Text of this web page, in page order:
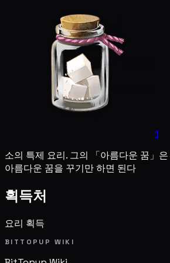
1
소의 특제 요리. 그의 「아름다운 꿈」
아름다운 꿈을 꾸기만 하면 된다
획득처
요리 획득
BITTOPUP WIKI